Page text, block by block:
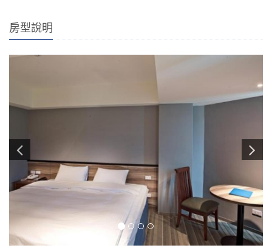
房型說明